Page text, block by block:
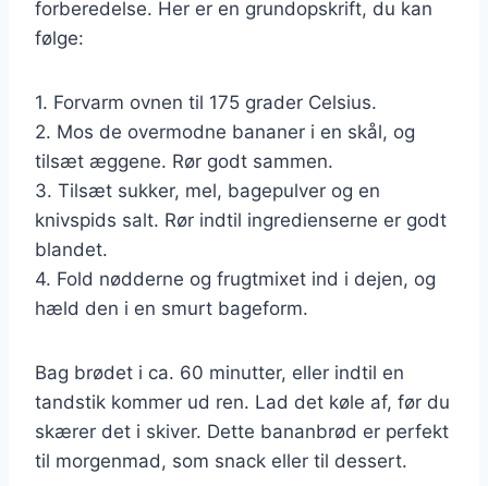
forberedelse. Her er en grundopskrift, du kan
følge:
1. Forvarm ovnen til 175 grader Celsius.
2. Mos de overmodne bananer i en skål, og
tilsæt æggene. Rør godt sammen.
3. Tilsæt sukker, mel, bagepulver og en
knivspids salt. Rør indtil ingredienserne er godt
blandet.
4. Fold nødderne og frugtmixet ind i dejen, og
hæld den i en smurt bageform.
Bag brødet i ca. 60 minutter, eller indtil en
tandstik kommer ud ren. Lad det køle af, før du
skærer det i skiver. Dette bananbrød er perfekt
til morgenmad, som snack eller til dessert.